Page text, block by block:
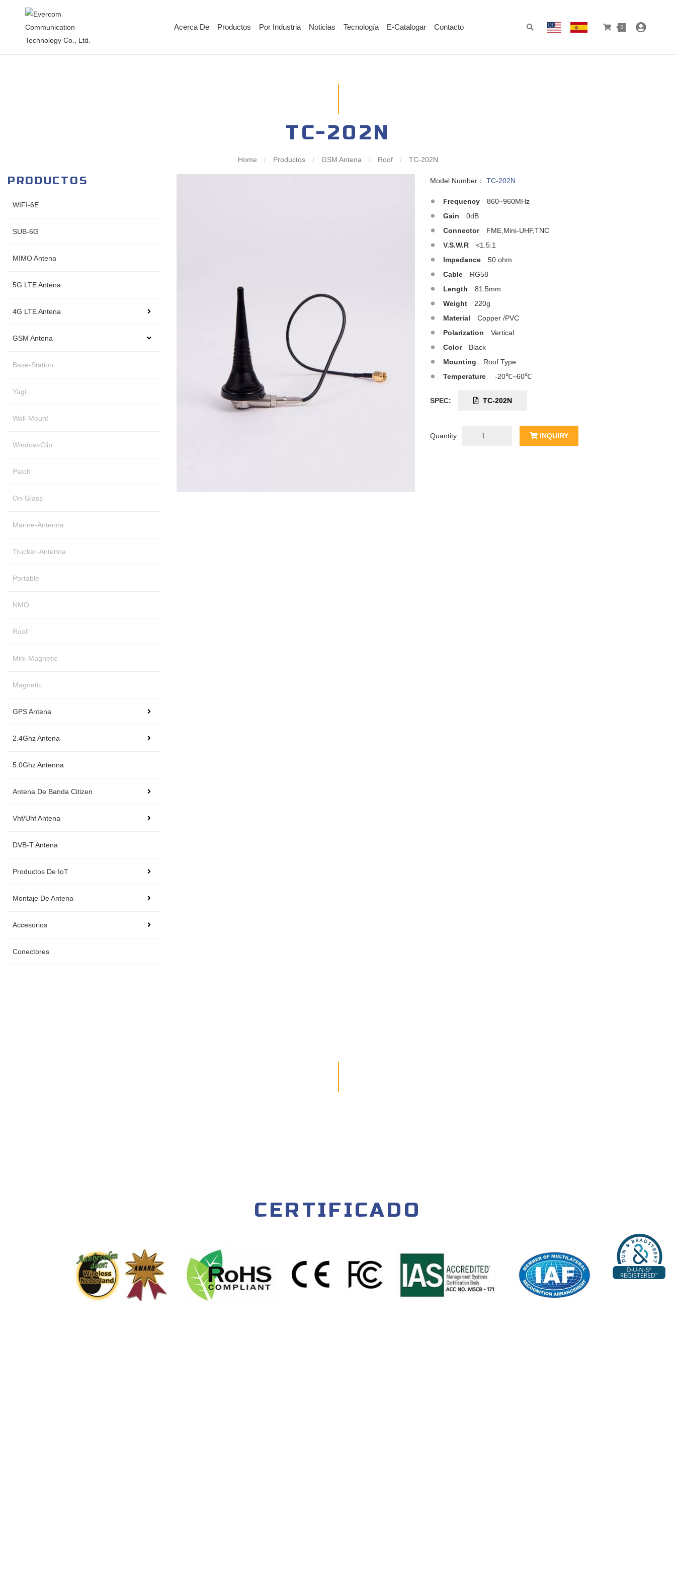
Acerca De Productos Por Industria Noticias Tecnología E-Catalogar Contacto 0
TC-202N
Home / Productos / GSM Antena / Roof / TC-202N
PRODUCTOS
WIFI-6E
SUB-6G
MIMO Antena
5G LTE Antena
4G LTE Antena
GSM Antena
Base-Station
Yagi
Wall-Mount
Window-Clip
Patch
On-Glass
Marine-Antenna
Trucker-Antenna
Portable
NMO
Roof
Mini-Magnetic
Magnetic
GPS Antena
2.4Ghz Antena
5.0Ghz Antenna
Antena De Banda Citizen
Vhf/Uhf Antena
DVB-T Antena
Productos De IoT
Montaje De Antena
Accesorios
Conectores
Model Number： TC-202N
Frequency
860~960MHz
Gain
0dB
Connector
FME,Mini-UHF,TNC
V.S.W.R
<1.5:1
Impedance
50 ohm
Cable
RG58
Length
81.5mm
Weight
220g
Material
Copper /PVC
Polarization
Vertical
Color
Black
Mounting
Roof Type
Temperature
-20℃~60℃
SPEC: TC-202N
Quantity INQUIRY
CERTIFICADO